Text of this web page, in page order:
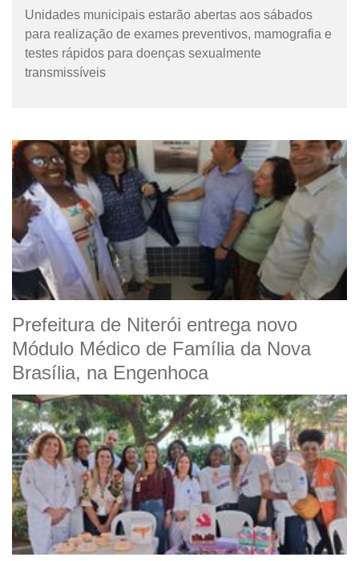
Unidades municipais estarão abertas aos sábados
para realização de exames preventivos, mamografia e
testes rápidos para doenças sexualmente
transmissíveis
Prefeitura de Niterói entrega novo
Módulo Médico de Família da Nova
Brasília, na Engenhoca